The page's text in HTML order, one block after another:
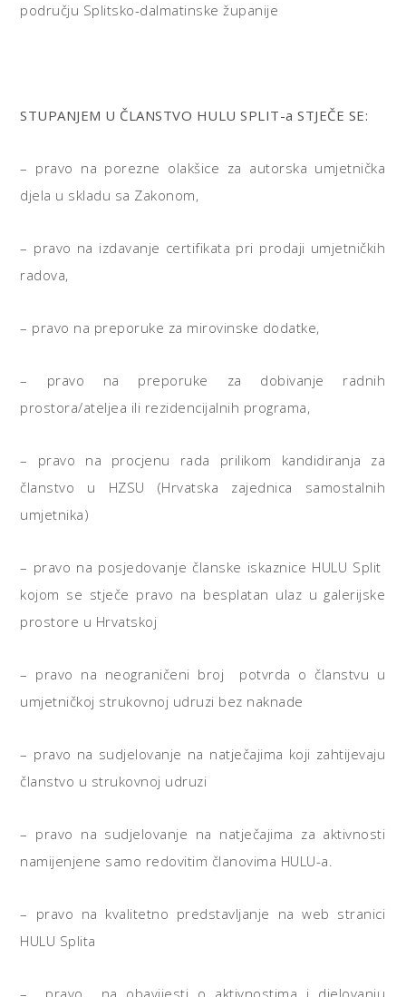
području Splitsko-dalmatinske županije
STUPANJEM U ČLANSTVO HULU SPLIT-a STJEČE SE:
– pravo na porezne olakšice za autorska umjetnička
djela u skladu sa Zakonom,
– pravo na izdavanje certifikata pri prodaji umjetničkih
radova,
– pravo na preporuke za mirovinske dodatke,
– pravo na preporuke za dobivanje radnih
prostora/ateljea ili rezidencijalnih programa,
– pravo na procjenu rada prilikom kandidiranja za
članstvo u HZSU (Hrvatska zajednica samostalnih
umjetnika)
– pravo na posjedovanje članske iskaznice HULU Split
kojom se stječe pravo na besplatan ulaz u galerijske
prostore u Hrvatskoj
– pravo na neograničeni broj potvrda o članstvu u
umjetničkoj strukovnoj udruzi bez naknade
– pravo na sudjelovanje na natječajima koji zahtijevaju
članstvo u strukovnoj udruzi
– pravo na sudjelovanje na natječajima za aktivnosti
namijenjene samo redovitim članovima HULU-a.
– pravo na kvalitetno predstavljanje na web stranici
HULU Splita